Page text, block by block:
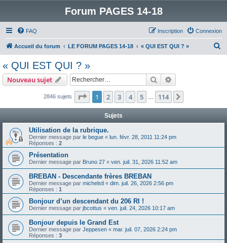
Forum PAGES 14-18
FAQ Connexion
Inscription
Accueil du forum LE FORUM PAGES 14-18 « QUI EST QUI ? »
« QUI EST QUI ? »
Nouveau sujet Rechercher
2846 sujets Page 1sur114
1 2 3 4 5 114
Sujets
Utilisation de la rubrique.
Dernier message par le begue « lun. févr. 28, 2011 11:24 pm
Réponses : 2
Présentation
Dernier message par Bruno 27 « ven. juil. 31, 2026 11:52 am
BREBAN - Descendante frères BREBAN
Dernier message par michelstl « dim. juil. 26, 2026 2:56 pm
Réponses : 1
Bonjour d’un descendant du 206 RI !
Dernier message par jbcottus « ven. juil. 24, 2026 10:17 am
Bonjour depuis le Grand Est
Dernier message par Jeppesen « mar. juil. 07, 2026 2:24 pm
Réponses : 3